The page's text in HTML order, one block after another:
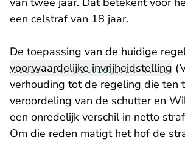
een celstraf van 18 jaar.
De toepassing van de huidige
voorwaardelijke invrijheidstelling
verhouding tot de regeling die ten
veroordeling van de schutter en
een onredelijk verschil in netto
Om die reden matigt het hof de